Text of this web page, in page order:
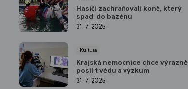
Hasiči zachraňovali koně, který
spadl do bazénu
31. 7. 2025
Kultura
Krajská nemocnice chce výrazně
posílit vědu a výzkum
31. 7. 2025